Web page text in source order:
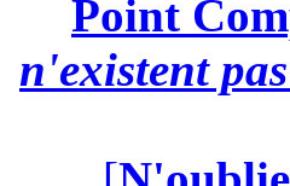
Point
n'existent